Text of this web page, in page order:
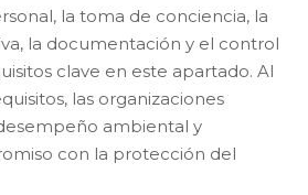
la toma de conciencia, la
la documentación y el control
clave en este apartado. Al
las organizaciones
ambiental y
con la protección del